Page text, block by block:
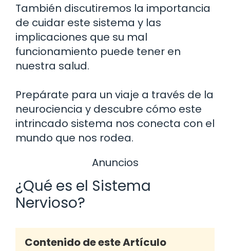
También discutiremos la importancia
de cuidar este sistema y las
implicaciones que su mal
funcionamiento puede tener en
nuestra salud.
Prepárate para un viaje a través de la
neurociencia y descubre cómo este
intrincado sistema nos conecta con el
mundo que nos rodea.
Anuncios
¿Qué es el Sistema
Nervioso?
Contenido de este Artículo